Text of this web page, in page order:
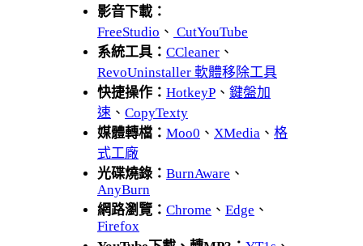
影音下載：
FreeStudio 、 CutYouTube
系統工具： CCleaner 、
RevoUninstaller 軟體移除工具
快捷操作： HotkeyP 、 鍵盤加
速 、 CopyTexty
媒體轉檔： Moo0 、 XMedia 、 格
式工廠
光碟燒錄： BurnAware 、
AnyBurn
網路瀏覽： Chrome 、 Edge 、
Firefox